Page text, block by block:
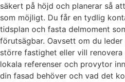
säkert på höjd och planerar så
som möjligt. Du får en tydlig
tidsplan och fasta delmoment
förutsägbar. Oavsett om du leder
större fastighet eller vill
lokala referenser och provytor
din fasad behöver och vad det